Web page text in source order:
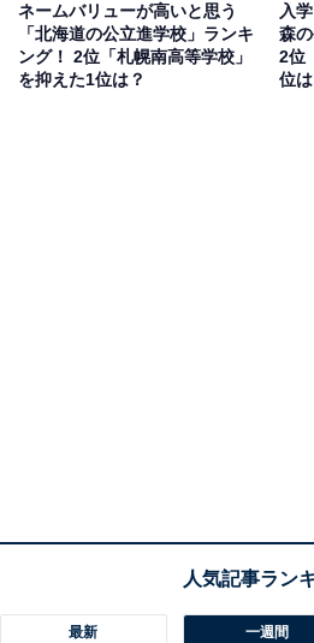
ネームバリューが高いと思う
「北海道の公立進学校」ランキ
ング！ 2位「札幌南高等学校」
を抑えた1位は？
入
森
2位
位は
最新 一週間